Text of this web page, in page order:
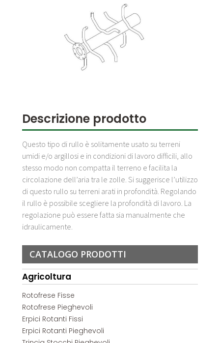
Descrizione prodotto
Questo tipo di rullo è solitamente usato su terreni
umidi e/o argillosi e in condizioni di lavoro difficili, allo
stesso modo non compatta il terreno e facilita la
circolazione dell’aria tra le zolle. Si suggerisce l’utilizzo
di questo rullo su terreni arati in profondità. Regolando
il rullo è possibile scegliere la profondità di lavoro. La
regolazione può essere fatta sia manualmente che
idraulicamente.
CATALOGO PRODOTTI
Agricoltura
Rotofrese Fisse
Rotofrese Pieghevoli
Erpici Rotanti Fissi
Erpici Rotanti Pieghevoli